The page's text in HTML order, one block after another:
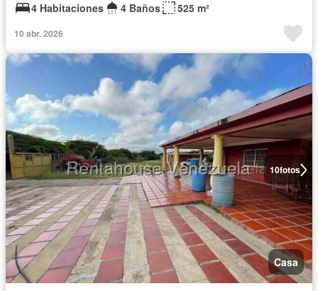
4 Habitaciones
4 Baños 525 m²
10 abr. 2026
10fotos
Casa